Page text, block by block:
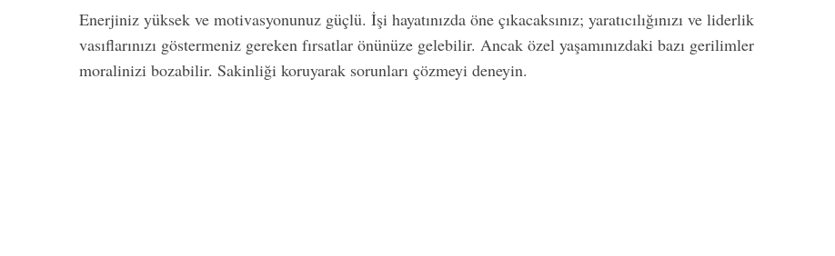
Enerjiniz yüksek ve motivasyonunuz güçlü. İşi hayatınızda öne çıkacaksınız; yaratıcılığınızı ve liderlik
vasıflarınızı göstermeniz gereken fırsatlar önünüze gelebilir. Ancak özel yaşamınızdaki bazı gerilimler
moralinizi bozabilir. Sakinliği koruyarak sorunları çözmeyi deneyin.